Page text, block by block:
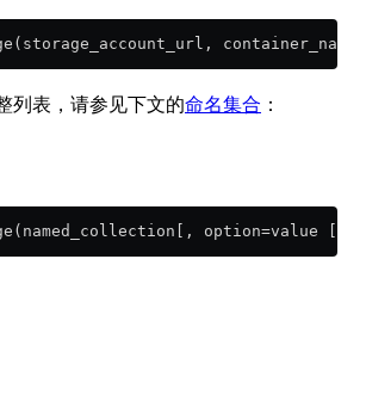
列表，请参见下文的命名集合 ：
option=value